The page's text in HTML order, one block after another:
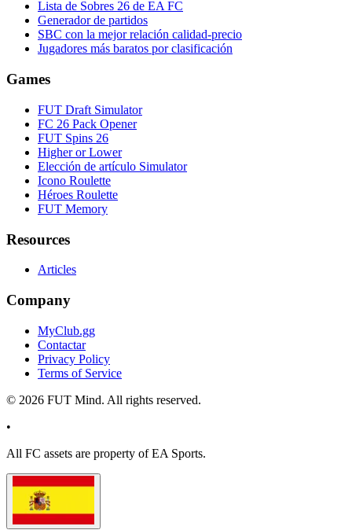
Lista de Sobres 26 de EA FC
Generador de partidos
SBC con la mejor relación calidad-precio
Jugadores más baratos por clasificación
Games
FUT Draft Simulator
FC 26 Pack Opener
FUT Spins 26
Higher or Lower
Elección de artículo Simulator
Icono Roulette
Héroes Roulette
FUT Memory
Resources
Articles
Company
MyClub.gg
Contactar
Privacy Policy
Terms of Service
© 2026 FUT Mind. All rights reserved.
•
All FC assets are property of EA Sports.